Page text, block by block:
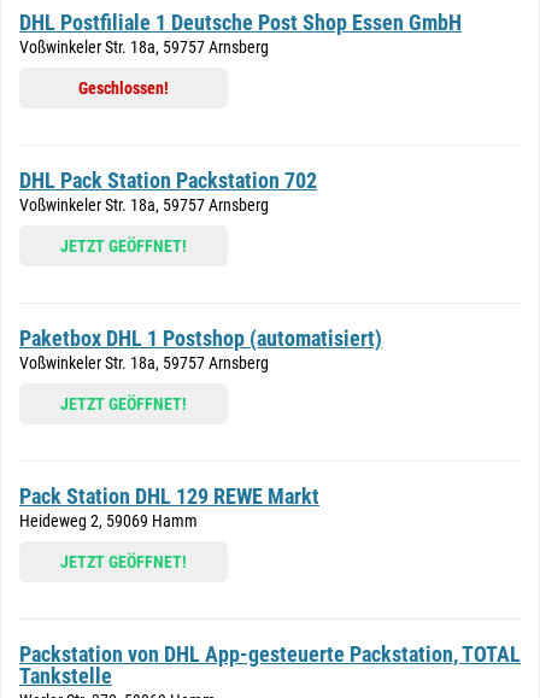
DHL Postfiliale 1 Deutsche Post Shop Essen GmbH
Voßwinkeler Str. 18a, 59757 Arnsberg
Geschlossen!
DHL Pack Station Packstation 702
Voßwinkeler Str. 18a, 59757 Arnsberg
JETZT GEÖFFNET!
Paketbox DHL 1 Postshop (automatisiert)
Voßwinkeler Str. 18a, 59757 Arnsberg
JETZT GEÖFFNET!
Pack Station DHL 129 REWE Markt
Heideweg 2, 59069 Hamm
JETZT GEÖFFNET!
Packstation von DHL App-gesteuerte Packstation, TOTAL
Tankstelle